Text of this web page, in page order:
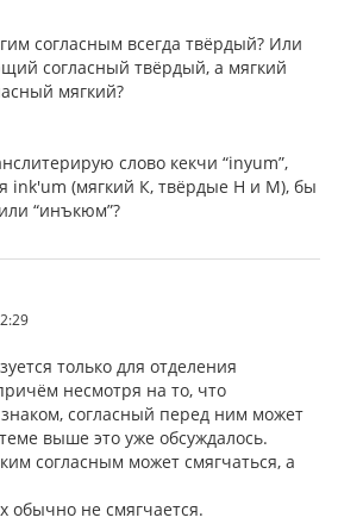
согласным всегда твёрдый? Или
согласный твёрдый, а мягкий
мягкий?
слово кекчи “inyum”,
ink'um (мягкий К, твёрдые Н и М), бы
“инъкюм”?
только для отделения
несмотря на то, что
согласный перед ним может
выше это уже обсуждалось.
согласным может смягчаться, а
обычно не смягчается.